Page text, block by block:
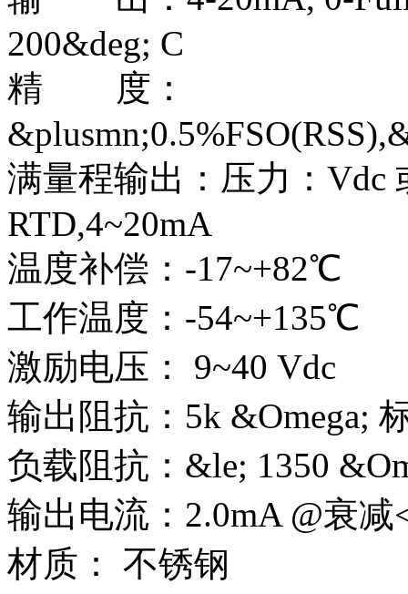
200&deg; C
精 度：
满量程输出：压力：
RTD,4~20mA
温度补偿：-17~+82℃
工作温度：-54~+135℃
激励电压： 9~40 Vdc
输出阻抗：5k &Omega;
负载阻抗：&le; 1350
输出电流：2.0mA @衰减
材质： 不锈钢